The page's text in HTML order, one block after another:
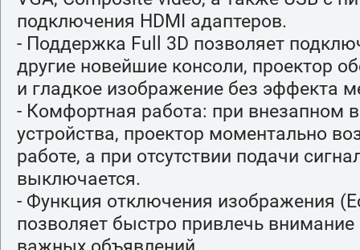
подключения HDMI адаптеров.
- Поддержка Full 3D позволяет
другие новейшие консоли, проектор
и гладкое изображение без эффекта
- Комфортная работа: при внезапном
устройства, проектор моментально
работе, а при отсутствии подачи
выключается.
- Функция отключения изображения
позволяет быстро привлечь внимание